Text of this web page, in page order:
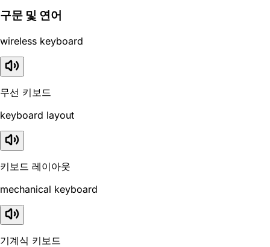
구문 및 연어
wireless keyboard
무선 키보드
keyboard layout
키보드 레이아웃
mechanical keyboard
기계식 키보드